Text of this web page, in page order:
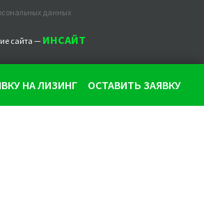
данных
сайта — ИНСАЙТ
ОСТАВИТЬ ЗАЯВКУ